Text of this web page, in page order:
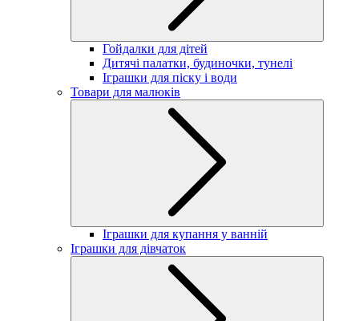
Гойдалки для дітей
Дитячі палатки, будиночки, тунелі
Іграшки для піску і води
Товари для малюків
Іграшки для купання у ванній
Іграшки для дівчаток